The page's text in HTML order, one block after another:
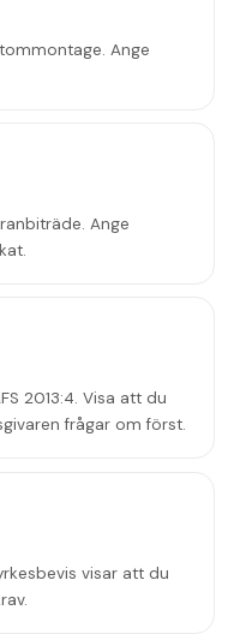
Ange
Ange
2013:4. Visa att du
frågar om först.
visar att du